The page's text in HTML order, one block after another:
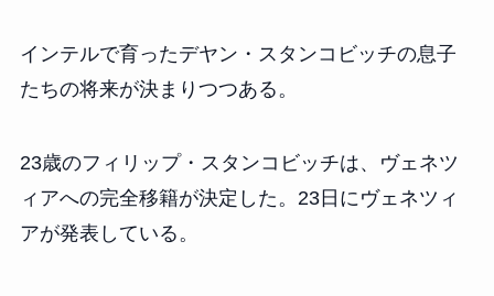
インテルで育ったデヤン・スタンコビッチの息子
たちの将来が決まりつつある。
23歳のフィリップ・スタンコビッチは、ヴェネツ
ィアへの完全移籍が決定した。23日にヴェネツィ
アが発表している。